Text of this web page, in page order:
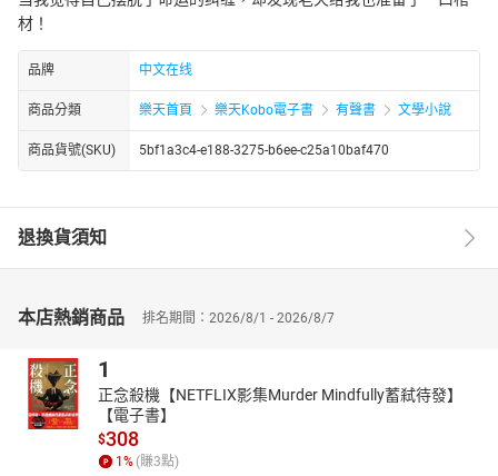
材！
品牌 中文在线
商品分類 樂天首頁 樂天Kobo電子書 有聲書 文學小說
商品貨號(SKU) 5bf1a3c4-e188-3275-b6ee-c25a10baf470
退換貨須知
本店熱銷商品 排名期間：2026/8/1 - 2026/8/7
1
正念殺機【NETFLIX影集Murder Mindfully蓄弒待發】
【電子書】
$308
1% (賺3點)